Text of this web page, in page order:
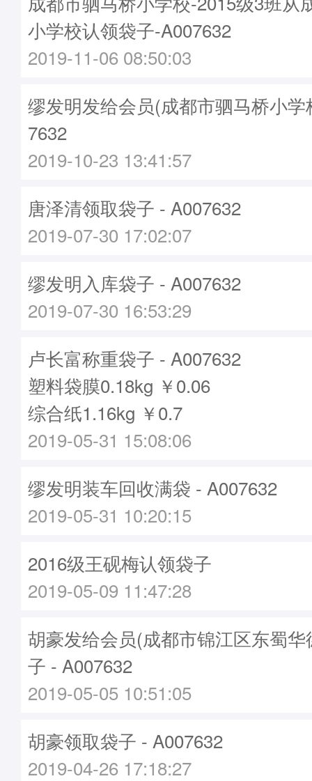
小学校认领袋子-A007632
2019-11-06 08:50:03
缪发明发给会员(成都市驷马桥小
7632
2019-10-23 13:41:57
唐泽清领取袋子 - A007632
2019-07-30 17:02:07
缪发明入库袋子 - A007632
2019-07-30 16:53:29
卢长富称重袋子 - A007632
塑料袋膜0.18kg ￥0.06
综合纸1.16kg ￥0.7
2019-05-31 15:08:06
缪发明装车回收满袋 - A007632
2019-05-31 10:20:15
2016级王砚梅认领袋子
2019-05-09 11:47:28
胡豪发给会员(成都市锦江区东蜀
子 - A007632
2019-05-05 10:51:05
胡豪领取袋子 - A007632
2019-04-26 17:18:27